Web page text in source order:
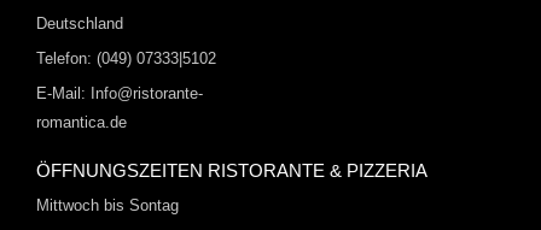
Deutschland
Telefon: (049) 07333|5102
E-Mail: Info@ristorante-
romantica.de
ÖFFNUNGSZEITEN RISTORANTE & PIZZERIA
Mittwoch bis Sontag